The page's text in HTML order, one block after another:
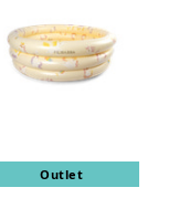
Outlet